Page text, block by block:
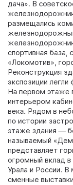
дача». В
размещались
спортивная база,
«Локомотив»,
Реконструкция
экспозиции
На первом этаже
интерьером
века. Рядом в
по истории
этаже здания —
называемый
представляет
огромный вклад
Урала и России.
сменные